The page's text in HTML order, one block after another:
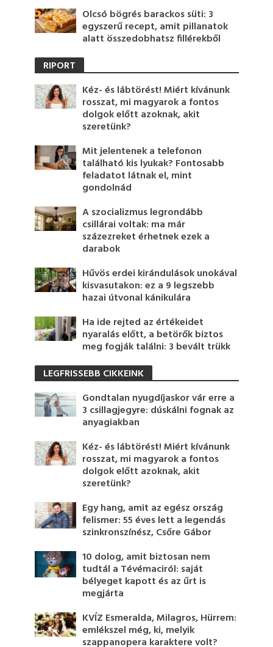
Olcsó bögrés barackos süti: 3
egyszerű recept, amit pillanatok
alatt összedobhatsz fillérekből
RIPORT
Kéz- és lábtörést! Miért kívánunk
rosszat, mi magyarok a fontos
dolgok előtt azoknak, akit
szeretünk?
Mit jelentenek a telefonon
található kis lyukak? Fontosabb
feladatot látnak el, mint
gondolnád
A szocializmus legrondább
csillárai voltak: ma már
százezreket érhetnek ezek a
darabok
Hűvös erdei kirándulások unokával
kisvasutakon: ez a 9 legszebb
hazai útvonal kánikulára
Ha ide rejted az értékeidet
nyaralás előtt, a betörők biztos
meg fogják találni: 3 bevált trükk
LEGFRISSEBB CIKKEINK
Gondtalan nyugdíjaskor vár erre a
3 csillagjegyre: dúskálni fognak az
anyagiakban
Kéz- és lábtörést! Miért kívánunk
rosszat, mi magyarok a fontos
dolgok előtt azoknak, akit
szeretünk?
Egy hang, amit az egész ország
felismer: 55 éves lett a legendás
szinkronszínész, Csőre Gábor
10 dolog, amit biztosan nem
tudtál a Tévémaciról: saját
bélyeget kapott és az űrt is
megjárta
KVÍZ Esmeralda, Milagros, Hürrem:
emlékszel még, ki, melyik
szappanopera karaktere volt?